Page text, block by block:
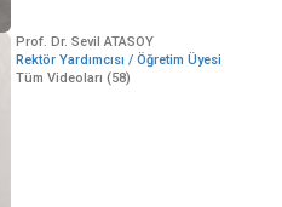
Prof. Dr. Sevil ATASOY
Rektör Yardımcısı / Öğretim Üyesi
Tüm Videoları (58)